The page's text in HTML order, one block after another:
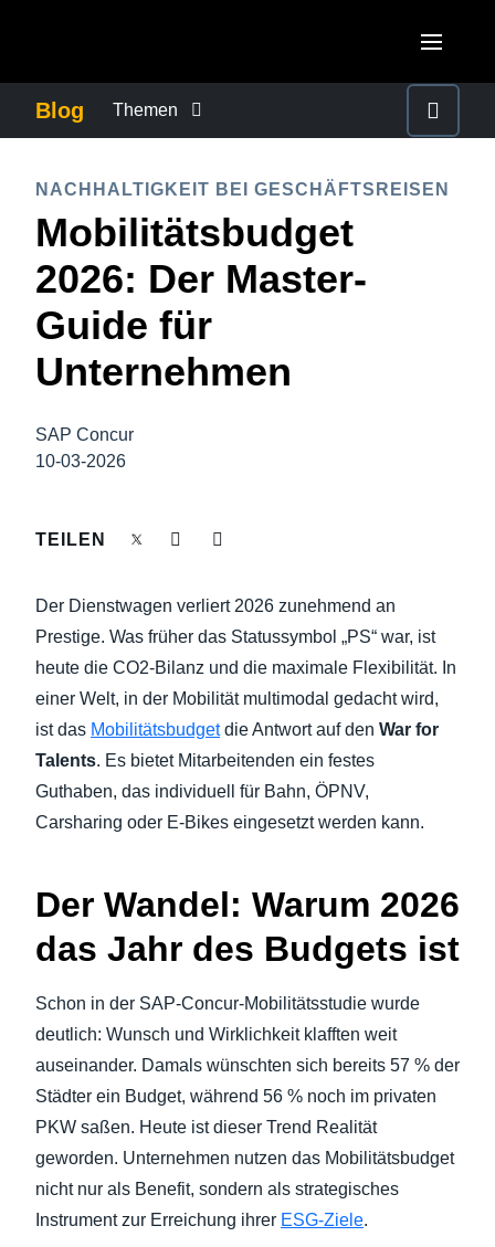
Canada (Français)
México (Español)
United Kingdom (English)
France (Français)
Finland (English)
España (Español)
Norway (English)
ASIA PACIFIC
Australia (English)
日本（日本語)
Blog Themen
FÜRSORGEPFLICHT BEI GESCHÄFTSREISEN
GESCHÄFTSKONTINUITÄT
GESCHÄFTSREISEMANAGEMENT
MITARBEITERERFAHRUNGEN
UNTERNEHMENSNACHRICHTEN
WACHSTUM UND OPTIMIERUNG
NACHHALTIGKEIT BEI GESCHÄFTSREISEN
Mobilitätsbudget
2026: Der Master-
Guide für
Unternehmen
SAP Concur
10-03-2026
TEILEN
Der Dienstwagen verliert 2026 zunehmend an
Prestige. Was früher das Statussymbol „PS“ war, ist
heute die CO2-Bilanz und die maximale Flexibilität. In
einer Welt, in der Mobilität multimodal gedacht wird,
ist das Mobilitätsbudgetdie Antwort auf den War for
Talents. Es bietet Mitarbeitenden ein festes
Guthaben, das individuell für Bahn, ÖPNV,
Carsharing oder E-Bikes eingesetzt werden kann.
Der Wandel: Warum 2026
das Jahr des Budgets ist
Schon in der SAP-Concur-Mobilitätsstudie wurde
deutlich: Wunsch und Wirklichkeit klafften weit
auseinander. Damals wünschten sich bereits 57 % der
Städter ein Budget, während 56 % noch im privaten
PKW saßen. Heute ist dieser Trend Realität
geworden. Unternehmen nutzen das Mobilitätsbudget
nicht nur als Benefit, sondern als strategisches
Instrument zur Erreichung ihrer ESG-Ziele.